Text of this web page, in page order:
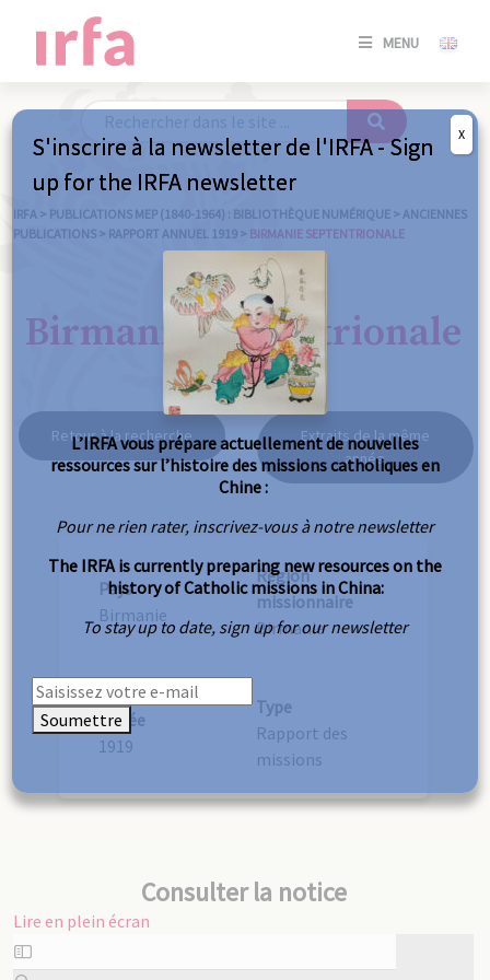
MENU
SE
/
IRFA > PUBLICATIONS MEP (1840-1964) : BIBLIOTHÈQUE NUMÉRIQUE > ANCIENNES
PUBLICATIONS > RAPPORT ANNUEL 1919 > BIRMANIE SEPTENTRIONALE
Birmanie septentrionale
Retour à la recherche
Extraits de la même
année
Pays
Birmanie
Région
missionnaire
Birmanie
Année
1919
Type
Rapport des
missions
Consulter la notice
Lire en plein écran
Aller
au
S'inscrire à la newsletter de l'IRFA - Sign
up for the IRFA newsletter
L’IRFA vous prépare actuellement de nouvelles
ressources sur l’histoire des missions catholiques en
Chine :
Pour ne rien rater, inscrivez-vous à notre newsletter
The IRFA is currently preparing new resources on the
history of Catholic missions in China:
To stay up to date, sign up for our newsletter
Soumettre
X